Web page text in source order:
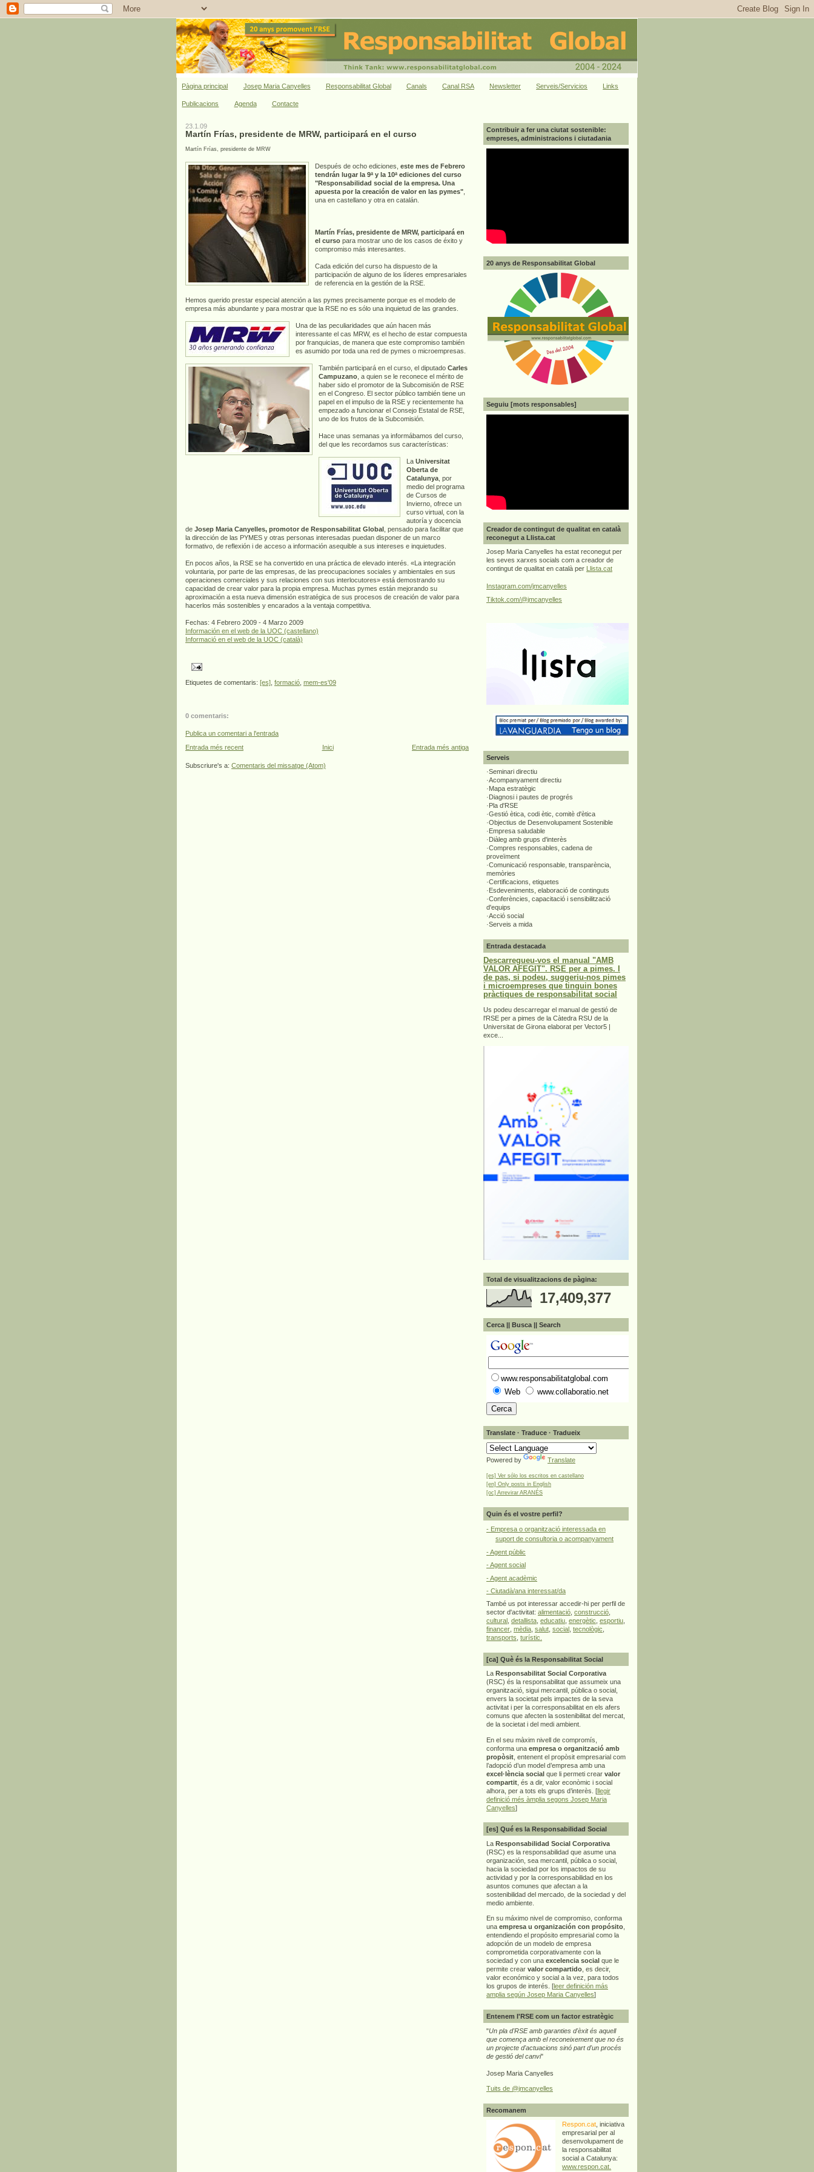
Pàgina principal Josep Maria Canyelles Responsabilitat Global Canals Canal RSA Newsletter Serveis/Servicios Links
Publicacions Agenda Contacte
23.1.09
Martín Frías, presidente de MRW, participará en el curso
Martín Frías, presidente de MRW
Después de ocho ediciones, este mes de Febrero
tendrán lugar la 9ª y la 10ª ediciones del curso
"Responsabilidad social de la empresa. Una
apuesta por la creación de valor en las pymes"
una en castellano y otra en catalán.
Martín Frías, presidente de MRW, participará en
el curso para mostrar uno de los casos de éxito y
compromiso más interesantes.
Cada edición del curso ha dispuesto de la
participación de alguno de los líderes empresariales
de referencia en la gestión de la RSE.
Hemos querido prestar especial atención a las pymes precisamente porque es el modelo de
empresa más abundante y para mostrar que la RSE no es sólo una inquietud de las grandes.
Una de las peculiaridades que aún hacen más
interessante el cas MRW, es el hecho de estar compuesta
por franquicias, de manera que este compromiso también
es asumido por toda una red de pymes o microempresas.
También participará en el curso, el diputado Carles
Campuzano , a quien se le reconece el mérito de
haber sido el promotor de la Subcomisión de RSE
en el Congreso. El sector público también tiene un
papel en el impulso de la RSE y recientemente ha
empezado a funcionar el Consejo Estatal de RSE,
uno de los frutos de la Subcomisión.
Hace unas semanas ya informábamos del curso,
del que les recordamos sus características:
La Universitat
Oberta de
Catalunya , por
medio del programa
de Cursos de
Invierno, ofrece un
curso virtual, con la
autoría y docencia
de Josep Maria Canyelles, promotor de Responsabilitat Global , pensado para facilitar que
la dirección de las PYMES y otras personas interesadas puedan disponer de un marco
formativo, de reflexión i de acceso a información asequible a sus intereses e inquietudes.
En pocos años, la RSE se ha convertido en una práctica de elevado interés. «La integración
voluntaria, por parte de las empresas, de las preocupaciones sociales y ambientales en sus
operaciones comerciales y sus relaciones con sus interlocutores» está demostrando su
capacidad de crear valor para la propia empresa. Muchas pymes están mejorando su
aproximación a esta nueva dimensión estratégica de sus procesos de creación de valor para
hacerlos más sostenibles y encarados a la ventaja competitiva.
Fechas: 4 Febrero 2009 - 4 Marzo 2009
Información en el web de la UOC (castellano)
Informació en el web de la UOC (català)
Etiquetes de comentaris: [es] formació mem-es'09
0 comentaris:
Publica un comentari a l'entrada
Entrada més recent
Entrada més antiga
Inici
Subscriure's a: Comentaris del missatge (Atom)
Contribuir a fer una ciutat sostenible:
empreses, administracions i ciutadania
20 anys de Responsabilitat Global
Seguiu [mots responsables]
Creador de contingut de qualitat en català
reconegut a Llista.cat
Josep Maria Canyelles ha estat reconegut per
les seves xarxes socials com a creador de
contingut de qualitat en català per
Llista.cat
Instagram.com/jmcanyelles
Tiktok.com/@jmcanyelles
Serveis
·Seminari directiu
·Acompanyament directiu
·Mapa estratègic
·Diagnosi i pautes de progrés
·Pla d'RSE
·Gestió ètica, codi ètic, comitè d'ètica
·Objectius de Desenvolupament Sostenible
·Empresa saludable
·Diàleg amb grups d'interès
·Compres responsables, cadena de
proveïment
·Comunicació responsable, transparència,
memòries
·Certificacions, etiquetes
·Esdeveniments, elaboració de continguts
·Conferències, capacitació i sensibilització
d'equips
·Acció social
·Serveis a mida
Entrada destacada
Descarregueu-vos el manual "AMB
VALOR AFEGIT". RSE per a pimes. I
de pas, si podeu, suggeriu-nos pimes
i microempreses que tinguin bones
pràctiques de responsabilitat social
Us podeu descarregar el manual de gestió de
l'RSE per a pimes de la Càtedra RSU de la
Universitat de Girona elaborat per Vector5 |
exce...
Total de visualitzacions de pàgina:
17,409,377
Cerca || Busca || Search
www.responsabilitatglobal.com
Web
www.collaboratio.net
Translate · Traduce · Tradueix
Powered by Translate
[es] Ver sólo los escritos en castellano
[en] Only posts in English
[oc] Arrevirar ARANÉS
Quin és el vostre perfil?
- Empresa o organització interessada en
suport de consultoria o acompanyament
- Agent públic
- Agent social
- Agent acadèmic
- Ciutadà/ana interessat/da
També us pot interessar accedir-hi per perfil de
sector d'activitat: alimentació construcció
cultural detallista educatiu energètic esportiu
financer mèdia salut social tecnològic
transports turístic.
[ca] Què és la Responsabilitat Social
La Responsabilitat Social Corporativa
(RSC) és la responsabilitat que assumeix una
organització, sigui mercantil, pública o social,
envers la societat pels impactes de la seva
activitat i per la corresponsabilitat en els afers
comuns que afecten la sostenibilitat del mercat,
de la societat i del medi ambient.
En el seu màxim nivell de compromís,
conforma una empresa o organització amb
propòsit , entenent el propòsit empresarial com
l’adopció d’un model d’empresa amb una
excel·lència social que li permeti crear valor
compartit , és a dir, valor econòmic i social
alhora, per a tots els grups d’interès. [llegir
definició més àmplia segons Josep Maria
Canyelles]
[es] Qué es la Responsabilidad Social
La Responsabilidad Social Corporativa
(RSC) es la responsabilidad que asume una
organización, sea mercantil, pública o social,
hacia la sociedad por los impactos de su
actividad y por la corresponsabilidad en los
asuntos comunes que afectan a la
sostenibilidad del mercado, de la sociedad y del
medio ambiente.
En su máximo nivel de compromiso, conforma
una empresa u organización con propósito
entendiendo el propósito empresarial como la
adopción de un modelo de empresa
comprometida corporativamente con la
sociedad y con una excelencia social que le
permite crear valor compartido , es decir,
valor económico y social a la vez, para todos
los grupos de interés. [leer definición más
amplia según Josep Maria Canyelles]
Entenem l'RSE com un factor estratègic
"Un pla d'RSE amb garanties d'èxit és aquell
que comença amb el reconeixement que no és
un projecte d'actuacions sinó part d'un procés
de gestió del canvi"
Josep Maria Canyelles
Tuits de @jmcanyelles
Recomanem
Respon.cat , iniciativa
empresarial per al
desenvolupament de
la responsabilitat
social a Catalunya:
www.respon.cat.